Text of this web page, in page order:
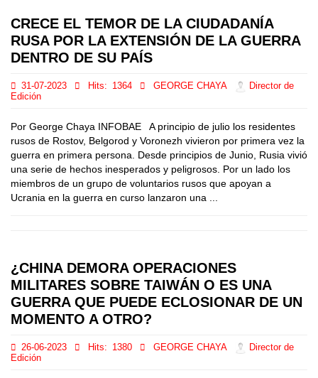
CRECE EL TEMOR DE LA CIUDADANÍA
RUSA POR LA EXTENSIÓN DE LA GUERRA
DENTRO DE SU PAÍS
31-07-2023 Hits: 1364 GEORGE CHAYA
Director de
Edición
Por George Chaya INFOBAE A principio de julio los residentes
rusos de Rostov, Belgorod y Voronezh vivieron por primera vez la
guerra en primera persona. Desde principios de Junio, Rusia vivió
una serie de hechos inesperados y peligrosos. Por un lado los
miembros de un grupo de voluntarios rusos que apoyan a
Ucrania en la guerra en curso lanzaron una ...
¿CHINA DEMORA OPERACIONES
MILITARES SOBRE TAIWÁN O ES UNA
GUERRA QUE PUEDE ECLOSIONAR DE UN
MOMENTO A OTRO?
26-06-2023 Hits: 1380 GEORGE CHAYA
Director de
Edición